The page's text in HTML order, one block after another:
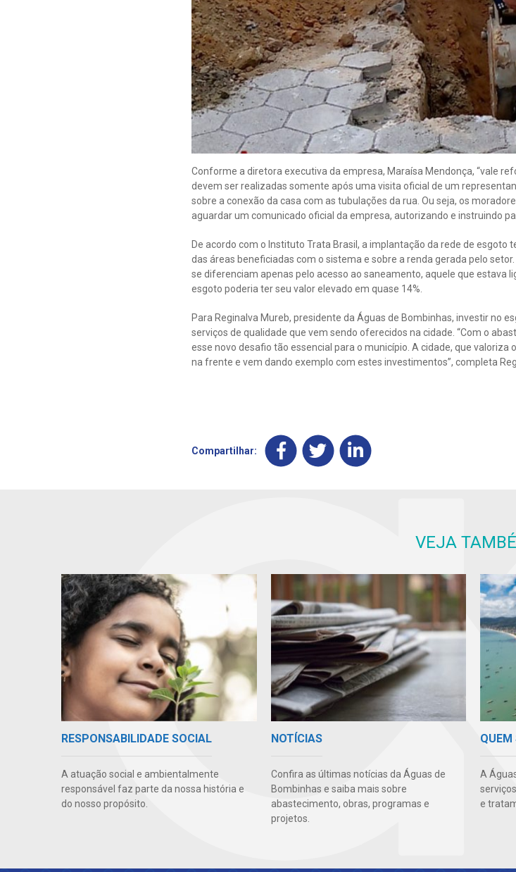
Conforme a diretora executiva da empresa, Maraísa Mendonça, “vale
devem ser realizadas somente após uma visita oficial de um
sobre a conexão da casa com as tubulações da rua. Ou seja, os
aguardar um comunicado oficial da empresa, autorizando e instruindo
De acordo com o Instituto Trata Brasil, a implantação da rede de
das áreas beneficiadas com o sistema e sobre a renda gerada pelo
se diferenciam apenas pelo acesso ao saneamento, aquele que estava
esgoto poderia ter seu valor elevado em quase 14%.
Para Reginalva Mureb, presidente da Águas de Bombinhas, investir no
serviços de qualidade que vem sendo oferecidos na cidade. “Com o
esse novo desafio tão essencial para o município. A cidade, que
na frente e vem dando exemplo com estes investimentos”, completa
Compartilhar:
VEJA
RESPONSABILIDADE SOCIAL
A atuação social e ambientalmente
responsável faz parte da nossa história e
do nosso propósito.
NOTÍCIAS
Confira as últimas notícias da Águas de
Bombinhas e saiba mais sobre
abastecimento, obras, programas e
projetos.
QUEM
A
e